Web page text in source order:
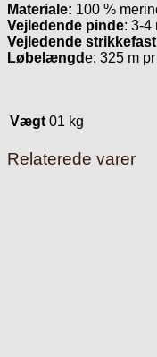
Materiale: 100 %
Vejledende pinde: 3-4
Vejledende
Løbelængde: 325 m pr
Vægt 01 kg
Relaterede varer